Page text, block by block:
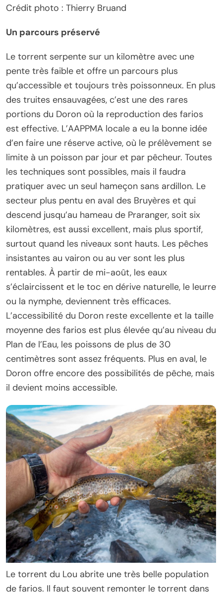
Crédit photo : Thierry Bruand
Un parcours préservé
Le torrent serpente sur un kilomètre avec une
pente très faible et offre un parcours plus
qu’accessible et toujours très poissonneux. En plus
des truites ensauvagées, c’est une des rares
portions du Doron où la reproduction des farios
est effective. L’AAPPMA locale a eu la bonne idée
d’en faire une réserve active, où le prélèvement se
limite à un poisson par jour et par pêcheur. Toutes
les techniques sont possibles, mais il faudra
pratiquer avec un seul hameçon sans ardillon. Le
secteur plus pentu en aval des Bruyères et qui
descend jusqu’au hameau de Praranger, soit six
kilomètres, est aussi excellent, mais plus sportif,
surtout quand les niveaux sont hauts. Les pêches
insistantes au vairon ou au ver sont les plus
rentables. À partir de mi-août, les eaux
s’éclaircissent et le toc en dérive naturelle, le leurre
ou la nymphe, deviennent très efficaces.
L’accessibilité du Doron reste excellente et la taille
moyenne des farios est plus élevée qu’au niveau du
Plan de l’Eau, les poissons de plus de 30
centimètres sont assez fréquents. Plus en aval, le
Doron offre encore des possibilités de pêche, mais
il devient moins accessible.
Le torrent du Lou abrite une très belle population
de farios. Il faut souvent remonter le torrent dans